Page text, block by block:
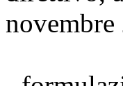
novembre